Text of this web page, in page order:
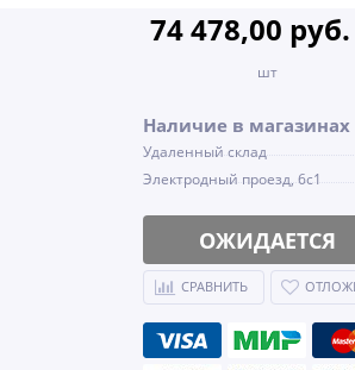
74 478,00 руб.
шт
Наличие в магазинах
Удаленный склад
Электродный проезд, 6с1
ОЖИДАЕТСЯ
СРАВНИТЬ